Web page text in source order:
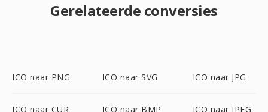
Gerelateerde conversies
ICO naar PNG ICO naar SVG ICO naar JPG
ICO naar CUR ICO naar BMP ICO naar JPEG